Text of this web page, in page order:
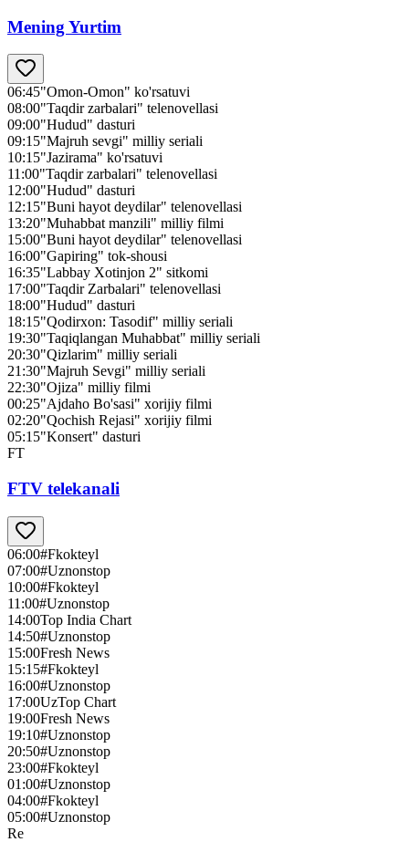
Mening Yurtim
06:45"Omon-Omon" ko'rsatuvi
08:00"Taqdir zarbalari" telenovellasi
09:00"Hudud" dasturi
09:15"Majruh sevgi" milliy seriali
10:15"Jazirama" ko'rsatuvi
11:00"Taqdir zarbalari" telenovellasi
12:00"Hudud" dasturi
12:15"Buni hayot deydilar" telenovellasi
13:20"Muhabbat manzili" milliy filmi
15:00"Buni hayot deydilar" telenovellasi
16:00"Gapiring" tok-shousi
16:35"Labbay Xotinjon 2" sitkomi
17:00"Taqdir Zarbalari" telenovellasi
18:00"Hudud" dasturi
18:15"Qodirxon: Tasodif" milliy seriali
19:30"Taqiqlangan Muhabbat" milliy seriali
20:30"Qizlarim" milliy seriali
21:30"Majruh Sevgi" milliy seriali
22:30"Ojiza" milliy filmi
00:25"Ajdaho Bo'sasi" xorijiy filmi
02:20"Qochish Rejasi" xorijiy filmi
05:15"Konsert" dasturi
FT
FTV telekanali
06:00#Fkokteyl
07:00#Uznonstop
10:00#Fkokteyl
11:00#Uznonstop
14:00Top India Chart
14:50#Uznonstop
15:00Fresh News
15:15#Fkokteyl
16:00#Uznonstop
17:00UzTop Chart
19:00Fresh News
19:10#Uznonstop
20:50#Uznonstop
23:00#Fkokteyl
01:00#Uznonstop
04:00#Fkokteyl
05:00#Uznonstop
Re